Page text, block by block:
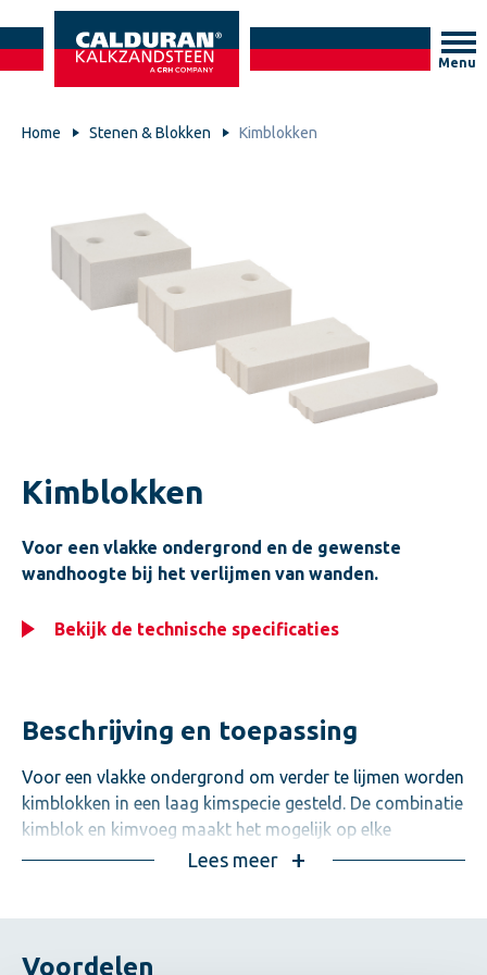
Menu
Home Stenen & Blokken Kimblokken
Kimblokken
Voor een vlakke ondergrond en de gewenste
wandhoogte bij het verlijmen van wanden.
Bekijk de technische specificaties
Beschrijving en toepassing
Voor een vlakke ondergrond om verder te lijmen worden
kimblokken in een laag kimspecie gesteld. De combinatie
kimblok en kimvoeg maakt het mogelijk op elke
gewenste wandhoogte uit te komen. Efficiënt, praktisch
Calduran kimblokken leveren we in hoogten van 25, 40,
Lees meer
Voordelen